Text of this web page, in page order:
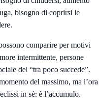
bisogno di coprirsi le
comparire per motivi
intermittente, persone
del “tra poco succede”.
del massimo, ma l’ora
in sé: è l’accumulo.